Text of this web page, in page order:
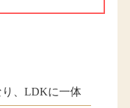
り、LDKに一体